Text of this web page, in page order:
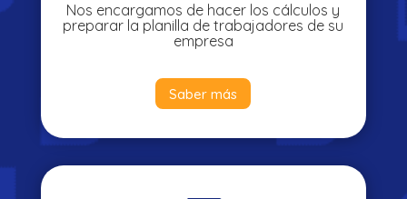
Nos encargamos de hacer los cálculos y
preparar la planilla de trabajadores de su
empresa
Saber más